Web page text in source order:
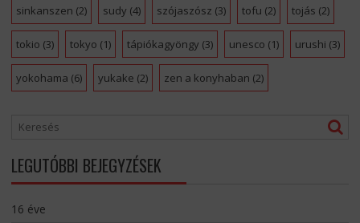
sinkanszen (2) sudy (4) szójaszósz (3) tofu (2) tojás (2)
tokio (3) tokyo (1) tápiókagyöngy (3) unesco (1) urushi (3)
yokohama (6) yukake (2) zen a konyhaban (2)
LEGUTÓBBI BEJEGYZÉSEK
16 éve